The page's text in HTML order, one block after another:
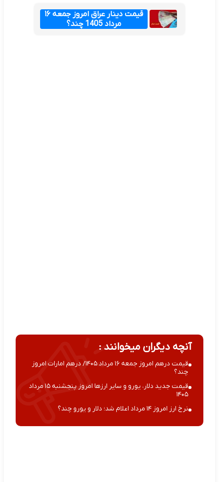
قیمت دینار عراق امروز جمعه ۱۶
مرداد 1405 چند؟
آنچه دیگران میخوانند :
قیمت درهم امروز جمعه ۱۶ مرداد ۱۴۰۵/ درهم امارات امروز
چند؟
قیمت جدید دلار، یورو و سایر ارزها امروز پنجشنبه ۱۵ مرداد
۱۴۰۵
نرخ ارز امروز ۱۴ مرداد اعلام شد؛ دلار و یورو چند؟